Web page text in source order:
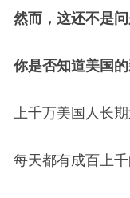
然而，这还不是问
你是否知道美国
上千万美国人长
每天都有成百上